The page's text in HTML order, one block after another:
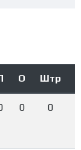
О Штр
0
0